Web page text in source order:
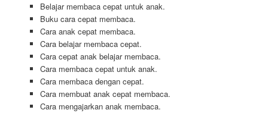
Belajar membaca cepat untuk anak.
Buku cara cepat membaca.
Cara anak cepat membaca.
Cara belajar membaca cepat.
Cara cepat anak belajar membaca.
Cara membaca cepat untuk anak.
Cara membaca dengan cepat.
Cara membuat anak cepat membaca.
Cara mengajarkan anak membaca.